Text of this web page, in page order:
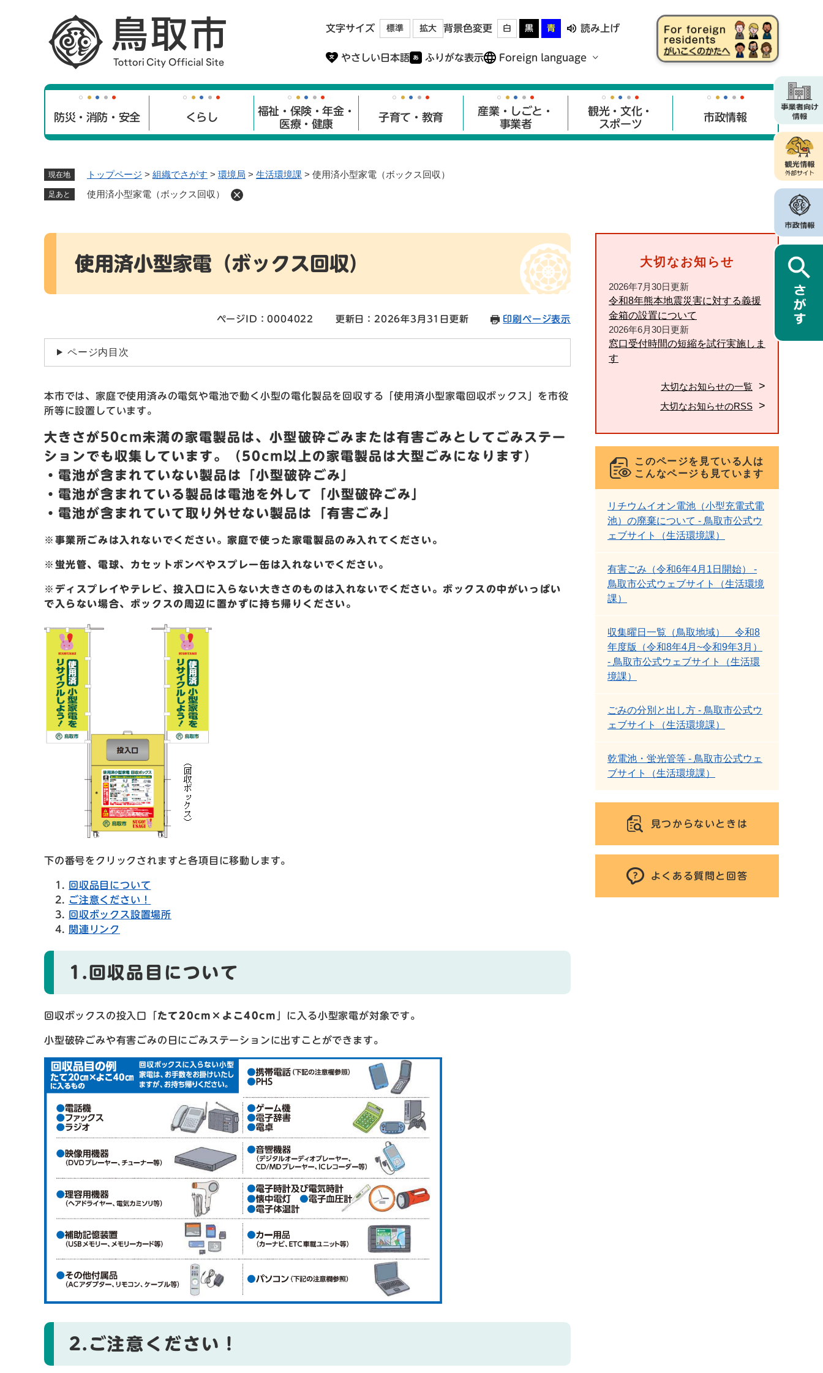
文字サイズ 標準 拡大 背景色変更 白 黒 青 読み上げ
やさしい日本語 ふりがな表示 Foreign language
防災・消防・安全 くらし
福祉・保険・年金・
医療・健康
子育て・教育
産業・しごと・
事業者
観光・文化・
スポーツ
市政情報
現在地 トップページ > 組織でさがす > 環境局 > 生活環境課 > 使用済小型家電（ボックス回収）
足あと 使用済小型家電（ボックス回収）
本
使用済小型家電（ボックス回収）
ページID：0004022 更新日：2026年3月31日更新 印刷ページ表示
ページ内目次
本市では、家庭で使用済みの電気や電池で動く小型の電化製品を回収する「使用済小型家電回収ボックス」を市役
所等に設置しています。
大きさが50cm未満の家電製品は、小型破砕ごみまたは有害ごみとしてごみステー
ションでも収集しています。（50cm以上の家電製品は大型ごみになります）
・電池が含まれていない製品は「小型破砕ごみ」
・電池が含まれている製品は電池を外して「小型破砕ごみ」
・電池が含まれていて取り外せない製品は「有害ごみ」
※事業所ごみは入れないでください。家庭で使った家電製品のみ入れてください。
※蛍光管、電球、カセットボンベやスプレー缶は入れないでください。
※ディスプレイやテレビ、投入口に入らない大きさのものは入れないでください。ボックスの中がいっぱい
で入らない場合、ボックスの周辺に置かずに持ち帰りください。
下の番号をクリックされますと各項目に移動します。
回収品目について
ご注意ください！
回収ボックス設置場所
関連リンク
1.回収品目について
回収ボックスの投入口「 たて20cm×よこ40cm 」に入る小型家電が対象です。
小型破砕ごみや有害ごみの日にごみステーションに出すことができます。
2.ご注意ください！
大切なお知らせ
2026年7月30日更新
令和8年熊本地震災害に対する義援
金箱の設置について
2026年6月30日更新
窓口受付時間の短縮を試行実施しま
す
大切なお知らせの一覧
大切なお知らせのRSS
このページを見ている人は
こんなページも見ています
リチウムイオン電池（小型充電式電
池）の廃棄について - 鳥取市公式ウ
ェブサイト（生活環境課）
有害ごみ（令和6年4月1日開始） -
鳥取市公式ウェブサイト（生活環境
課）
収集曜日一覧（鳥取地域） 令和8
年度版（令和8年4月~令和9年3月）
- 鳥取市公式ウェブサイト（生活環
境課）
ごみの分別と出し方 - 鳥取市公式ウ
ェブサイト（生活環境課）
乾電池・蛍光管等 - 鳥取市公式ウェ
ブサイト（生活環境課）
見つからないときは
よくある質問と回答